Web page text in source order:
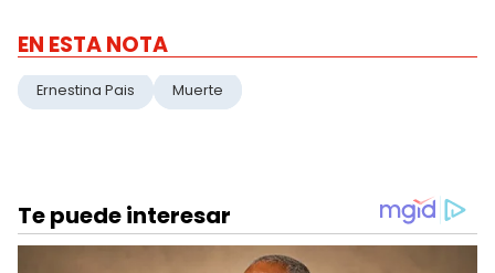
EN ESTA NOTA
Ernestina Pais Muerte